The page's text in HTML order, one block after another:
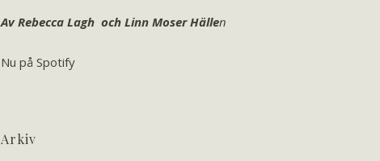
Av Rebecca Lagh och Linn Moser Hällen
Nu på Spotify
Arkiv